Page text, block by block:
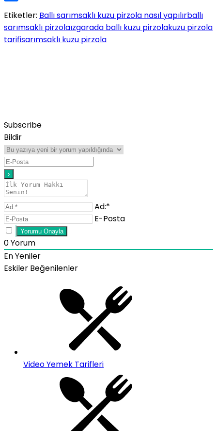
Etiketler: Ballı sarımsaklı kuzu pirzola nasıl yapılırballı
sarımsaklı pirzolaızgarada ballı kuzu pirzolakuzu pirzola
tarifisarımsaklı kuzu pirzola
Subscribe
Bildir
Ad:*
E-Posta
0Yorum
En Yeniler
Eskiler Beğenilenler
Video Yemek Tarifleri